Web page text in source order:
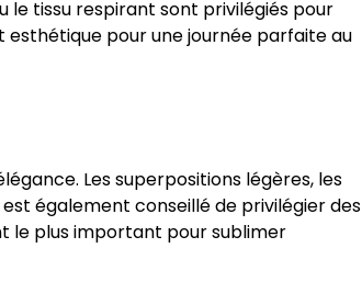
tissu respirant sont privilégiés pour
esthétique pour une journée parfaite au
Les superpositions légères, les
également conseillé de privilégier des
le plus important pour sublimer